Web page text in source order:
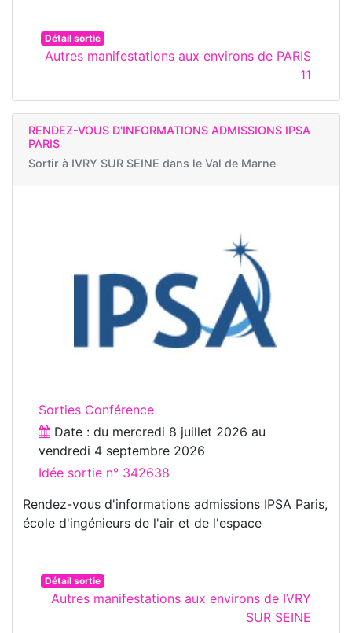
Détail sortie
Autres manifestations aux environs de PARIS
11
RENDEZ-VOUS D'INFORMATIONS ADMISSIONS IPSA
PARIS
Sortir à IVRY SUR SEINE dans le Val de Marne
Sorties Conférence
Date : du mercredi 8 juillet 2026 au
vendredi 4 septembre 2026
Idée sortie n° 342638
Rendez-vous d'informations admissions IPSA Paris,
école d'ingénieurs de l'air et de l'espace
Détail sortie
Autres manifestations aux environs de IVRY
SUR SEINE